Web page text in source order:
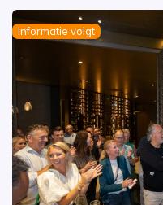
Informatie volgt